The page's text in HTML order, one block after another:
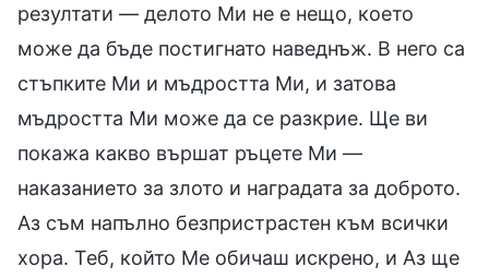
резултати — делото Ми не е нещо, което
може да бъде постигнато наведнъж. В него са
стъпките Ми и мъдростта Ми, и затова
мъдростта Ми може да се разкрие. Ще ви
покажа какво вършат ръцете Ми —
наказанието за злото и наградата за доброто.
Аз съм напълно безпристрастен към всички
хора. Теб, който Ме обичаш искрено, и Аз ще